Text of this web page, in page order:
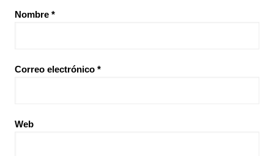
Nombre *
Correo electrónico *
Web